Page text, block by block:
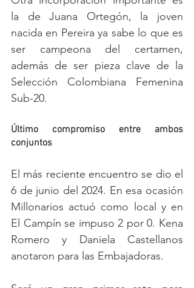
la de Juana Ortegón, la joven
nacida en Pereira ya sabe lo que es
ser campeona del certamen,
además de ser pieza clave de la
Selección Colombiana Femenina
Sub-20.
Último compromiso entre ambos
conjuntos
El más reciente encuentro se dio el
6 de junio del 2024. En esa ocasión
Millonarios actuó como local y en
El Campín se impuso 2 por 0. Kena
Romero y Daniela Castellanos
anotaron para las Embajadoras.